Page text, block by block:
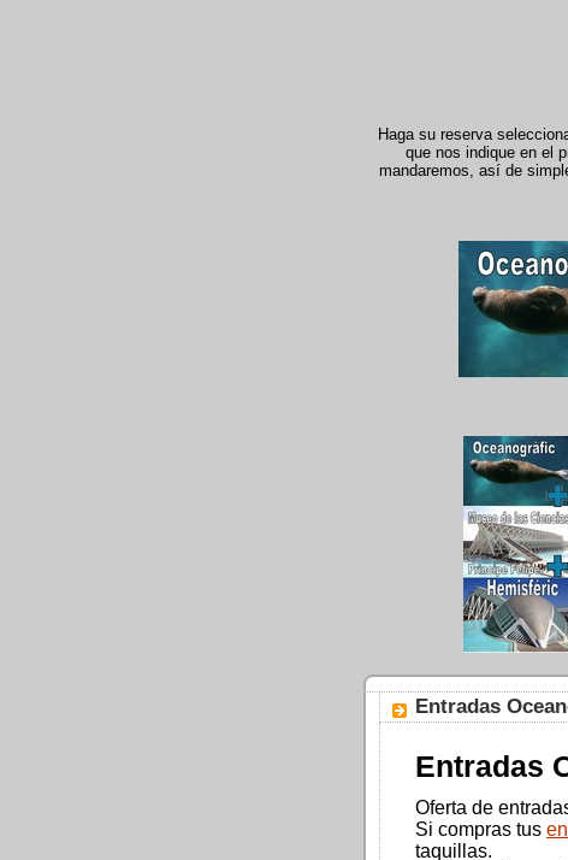
Haga su reserva
que nos indique en el
mandaremos, así de
Entradas
Entradas
Oferta de
Si compras tus
taquillas.